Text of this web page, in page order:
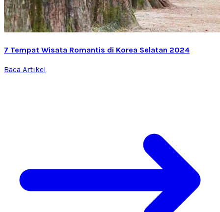
7 Tempat Wisata Romantis di Korea Selatan 2024
Baca Artikel